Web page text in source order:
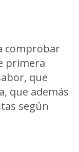
comprobar
primera
que
que además
según